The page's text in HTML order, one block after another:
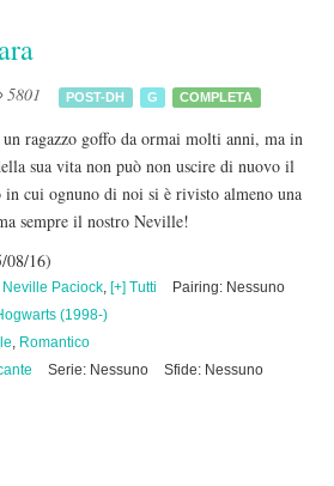
5801 POST-DH G COMPLETA
un ragazzo goffo da ormai molti anni, ma in
sua vita non può non uscire di nuovo il
cui ognuno di noi si è rivisto almeno una
sempre il nostro Neville!
08/16)
Neville Paciock, [+] Tutti
Pairing: Nessuno
(1998-)
, Romantico
Serie: Nessuno
Sfide: Nessuno